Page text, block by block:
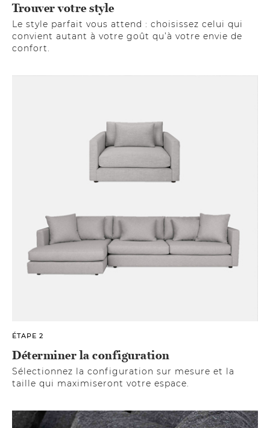
Trouver votre style
Le style parfait vous attend : choisissez celui qui
convient autant à votre goût qu’à votre envie de
confort.
ÉTAPE 2
Déterminer la configuration
Sélectionnez la configuration sur mesure et la
taille qui maximiseront votre espace.